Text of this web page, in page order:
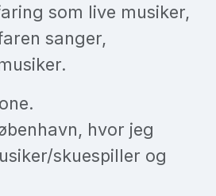
som live musiker,
sanger,
hvor jeg
skuespiller og